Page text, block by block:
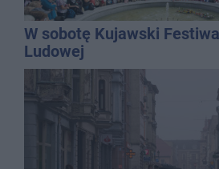
W sobotę Kujawski
Ludowej